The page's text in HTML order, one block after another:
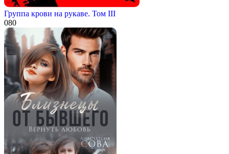
Группа крови на рукаве. Том III
080